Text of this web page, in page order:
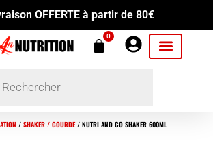
OFFERTE à partir de 80€
0
/ SHAKER / GOURDE/ NUTRI AND CO SHAKER 600ML